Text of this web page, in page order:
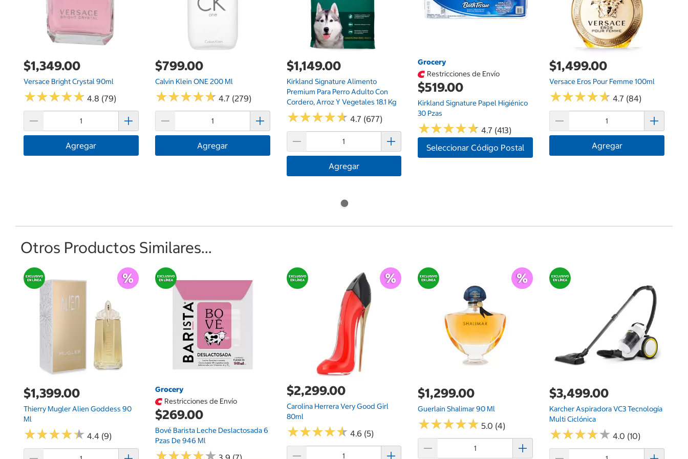
$1,349.00
Versace Bright Crystal 90ml
★★★★★
★★★★★ 4.8 (79)
Agregar
$799.00
Calvin Klein ONE 200 Ml
★★★★★
★★★★★ 4.7 (279)
Agregar
$1,149.00
Kirkland Signature Alimento
Premium Para Perro Adulto Con
Cordero, Arroz Y Vegetales 18.1 Kg
★★★★★
★★★★★ 4.7 (677)
Agregar
Grocery
Restricciones de Envío
$519.00
Kirkland Signature Papel Higiénico
30 Pzas
★★★★★
★★★★★ 4.7 (413)
Seleccionar Código Postal
$1,499.00
Versace Eros Pour Femme 100ml
★★★★★
★★★★★ 4.7 (84)
Agregar
Otros Productos Similares...
$1,399.00
Thierry Mugler Alien Goddess 90
Ml
★★★★★
★★★★★ 4.4 (9)
Grocery
Restricciones de Envío
$269.00
Bové Barista Leche Deslactosada 6
Pzas De 946 Ml
★★★★★
★★★★★
$2,299.00
Carolina Herrera Very Good Girl
80ml
★★★★★
★★★★★ 4.6 (5)
$1,299.00
Guerlain Shalimar 90 Ml
★★★★★
★★★★★ 5.0 (4)
$3,499.00
Karcher Aspiradora VC3 Tecnología
Multi Ciclónica
★★★★★
★★★★★ 4.0 (10)